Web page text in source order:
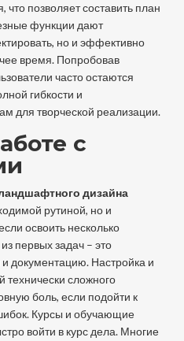
позволяет составить план
функции дают
но и эффективно
время. Попробовав
часто остаются
гибкости и
для творческой реализации.
с
дизайна
рутиной, но и
освоить несколько
первых задач – это
и документацию. Настройка и
технически сложного
боль, если подойти к
Курсы и обучающие
войти в курс дела. Многие